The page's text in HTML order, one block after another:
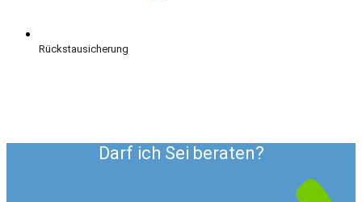
Rückstausicherung
Darf ich Sei beraten?